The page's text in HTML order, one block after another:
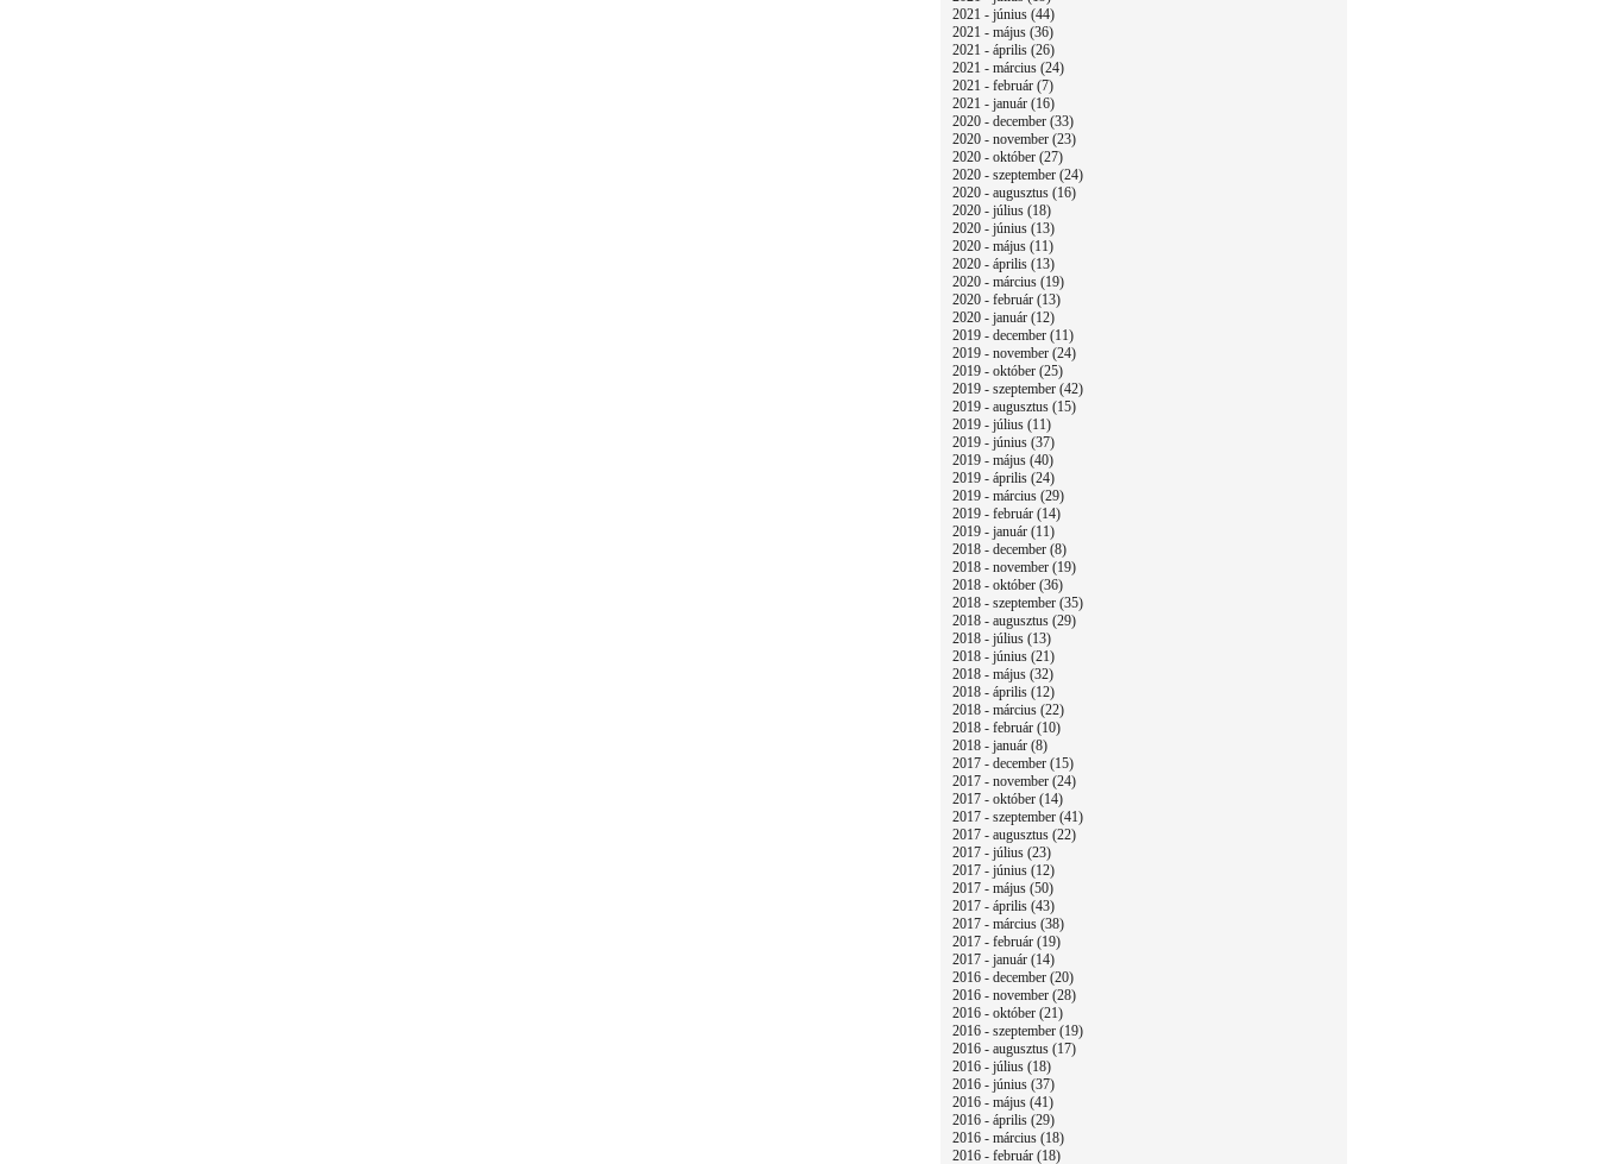
2021 - június (44)
2021 - május (36)
2021 - április (26)
2021 - március (24)
2021 - február (7)
2021 - január (16)
2020 - december (33)
2020 - november (23)
2020 - október (27)
2020 - szeptember (24)
2020 - augusztus (16)
2020 - július (18)
2020 - június (13)
2020 - május (11)
2020 - április (13)
2020 - március (19)
2020 - február (13)
2020 - január (12)
2019 - december (11)
2019 - november (24)
2019 - október (25)
2019 - szeptember (42)
2019 - augusztus (15)
2019 - július (11)
2019 - június (37)
2019 - május (40)
2019 - április (24)
2019 - március (29)
2019 - február (14)
2019 - január (11)
2018 - december (8)
2018 - november (19)
2018 - október (36)
2018 - szeptember (35)
2018 - augusztus (29)
2018 - július (13)
2018 - június (21)
2018 - május (32)
2018 - április (12)
2018 - március (22)
2018 - február (10)
2018 - január (8)
2017 - december (15)
2017 - november (24)
2017 - október (14)
2017 - szeptember (41)
2017 - augusztus (22)
2017 - július (23)
2017 - június (12)
2017 - május (50)
2017 - április (43)
2017 - március (38)
2017 - február (19)
2017 - január (14)
2016 - december (20)
2016 - november (28)
2016 - október (21)
2016 - szeptember (19)
2016 - augusztus (17)
2016 - július (18)
2016 - június (37)
2016 - május (41)
2016 - április (29)
2016 - március (18)
2016 - február (18)